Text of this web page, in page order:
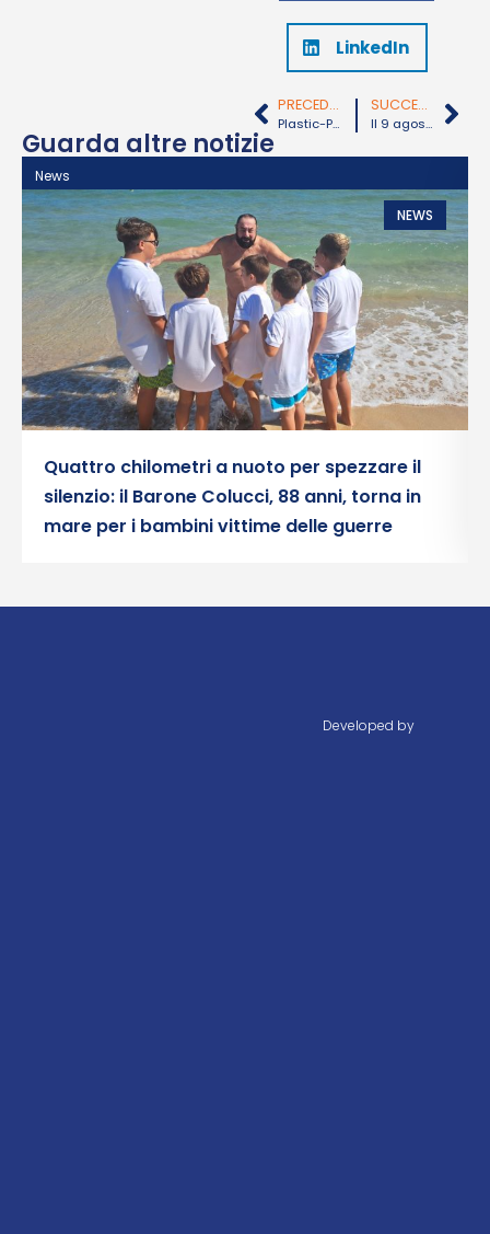
LinkedIn
PRECEDENTE
Plastic-Puglia espone a Macfrut 2024
SUCCESSIVO
Il 9 agosto la “Maratona di nuoto” del Barone Colucci dedicata al dramma dei bimbi che vivono le guerre e la fame
Guarda altre notizie
News
Quattro chilometri a nuoto per spezzare il
silenzio: il Barone Colucci, 88 anni, torna in
mare per i bambini vittime delle guerre
NEWS
Developed by